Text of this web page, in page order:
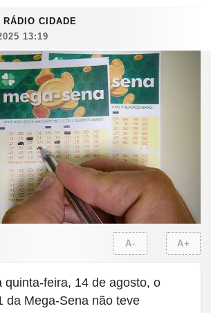
RÁDIO CIDADE
13:19
A- A+
quinta-feira, 14 de agosto, o
da Mega-Sena não teve